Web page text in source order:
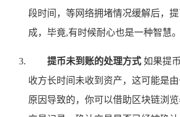
段时间，等网络拥堵情况缓解后，
成，毕竟,有时候耐心也是一种智慧。
提币未到账的处理方式 如果提
收方长时间未收到资产，这可能是
原因导致的，你可以借助区块链浏